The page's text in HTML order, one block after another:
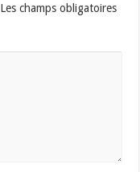
Les champs obligatoires